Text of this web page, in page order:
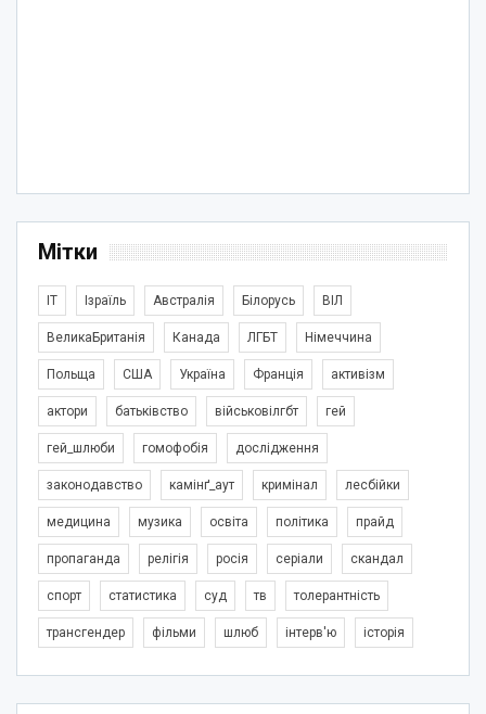
Мітки
IT Ізраїль Австралія Білорусь ВІЛ
ВеликаБританія Канада ЛГБТ Німеччина
Польща США Україна Франція активізм
актори батьківство військовілгбт гей
гей_шлюби гомофобія дослідження
законодавство камінґ_аут кримінал лесбійки
медицина музика освіта політика прайд
пропаганда релігія росія серіали скандал
спорт статистика суд тв толерантність
трансгендер фільми шлюб інтерв'ю історія